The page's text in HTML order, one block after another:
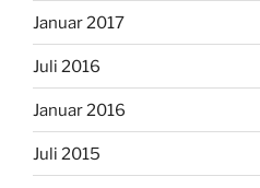
Januar 2017
Juli 2016
Januar 2016
Juli 2015